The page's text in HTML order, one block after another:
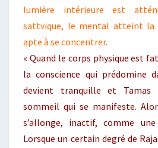
lumière intérieure est
sattvique, le mental atteint la
apte à se concentrer.
« Quand le corps physique est
la conscience qui prédomine
devient tranquille et Tamas
sommeil qui se manifeste.
s’allonge, inactif, comme
Lorsque un certain degré de